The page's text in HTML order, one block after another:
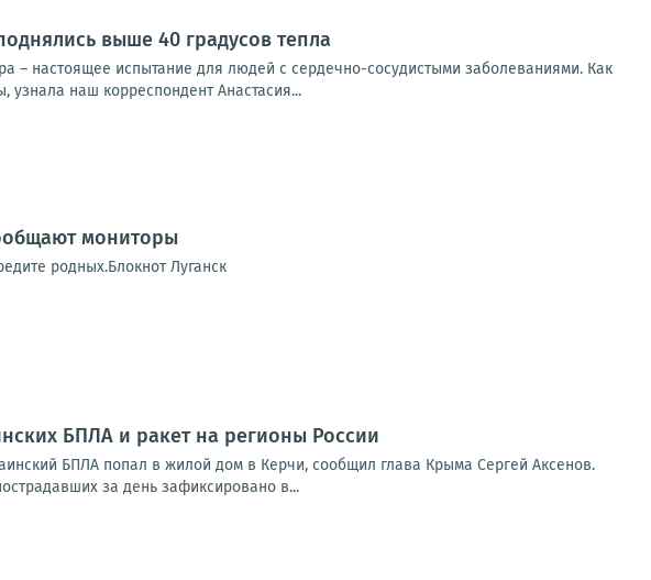
выше 40 градусов тепла
настоящее испытание для людей с сердечно-сосудистыми заболеваниями. Как
узнала наш корреспондент Анастасия...
мониторы
родных.Блокнот Луганск
БПЛА и ракет на регионы России
БПЛА попал в жилой дом в Керчи, сообщил глава Крыма Сергей Аксенов.
за день зафиксировано в...